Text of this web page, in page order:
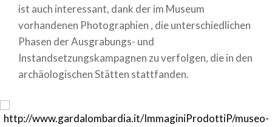
ist auch interessant, dank der im Museum
vorhandenen Photographien , die unterschiedlichen
Phasen der Ausgrabungs- und
Instandsetzungskampagnen zu verfolgen, die in den
archäologischen Stätten stattfanden.